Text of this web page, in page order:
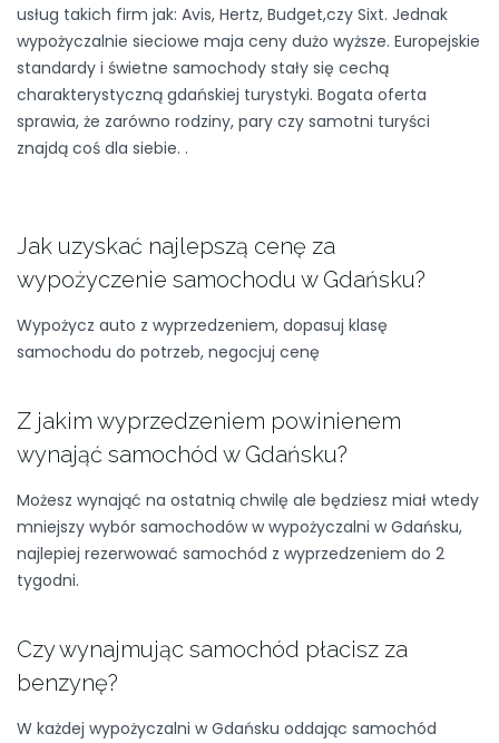
usług takich firm jak: Avis, Hertz, Budget,czy Sixt. Jednak
wypożyczalnie sieciowe maja ceny dużo wyższe. Europejskie
standardy i świetne samochody stały się cechą
charakterystyczną gdańskiej turystyki. Bogata oferta
sprawia, że zarówno rodziny, pary czy samotni turyści
znajdą coś dla siebie. .
Jak uzyskać najlepszą cenę za
wypożyczenie samochodu w Gdańsku?
Wypożycz auto z wyprzedzeniem, dopasuj klasę
samochodu do potrzeb, negocjuj cenę
Z jakim wyprzedzeniem powinienem
wynająć samochód w Gdańsku?
Możesz wynająć na ostatnią chwilę ale będziesz miał wtedy
mniejszy wybór samochodów w wypożyczalni w Gdańsku,
najlepiej rezerwować samochód z wyprzedzeniem do 2
tygodni.
Czy wynajmując samochód płacisz za
benzynę?
W każdej wypożyczalni w Gdańsku oddając samochód